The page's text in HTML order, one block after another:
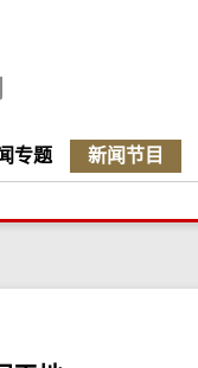
专题 新闻节目